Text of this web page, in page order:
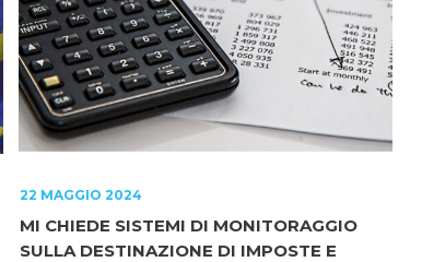
22 MAGGIO 2024
MI CHIEDE SISTEMI DI MONITORAGGIO
SULLA DESTINAZIONE DI IMPOSTE E